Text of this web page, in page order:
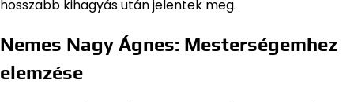
hosszabb kihagyás után jelentek meg.
Nemes Nagy Ágnes: Mesterségemhez
elemzése